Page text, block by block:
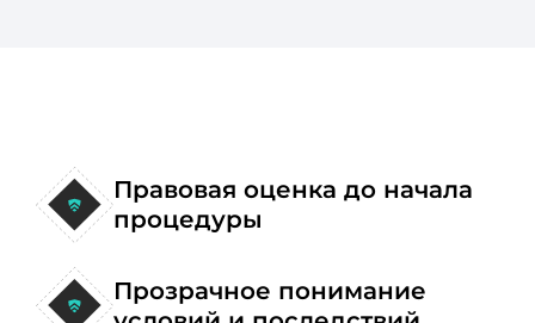
Правовая оценка до начала
процедуры
Прозрачное понимание